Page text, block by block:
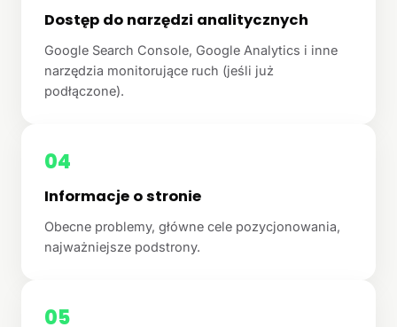
Dostęp do narzędzi analitycznych
Google Search Console, Google Analytics i inne
narzędzia monitorujące ruch (jeśli już
podłączone).
04
Informacje o stronie
Obecne problemy, główne cele pozycjonowania,
najważniejsze podstrony.
05